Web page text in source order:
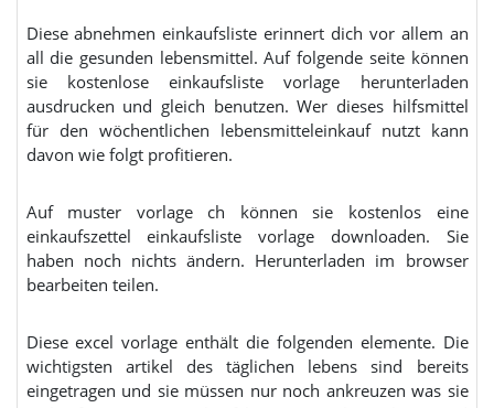
Diese abnehmen einkaufsliste erinnert dich vor allem an
all die gesunden lebensmittel. Auf folgende seite können
sie kostenlose einkaufsliste vorlage herunterladen
ausdrucken und gleich benutzen. Wer dieses hilfsmittel
für den wöchentlichen lebensmitteleinkauf nutzt kann
davon wie folgt profitieren.
Auf muster vorlage ch können sie kostenlos eine
einkaufszettel einkaufsliste vorlage downloaden. Sie
haben noch nichts ändern. Herunterladen im browser
bearbeiten teilen.
Diese excel vorlage enthält die folgenden elemente. Die
wichtigsten artikel des täglichen lebens sind bereits
eingetragen und sie müssen nur noch ankreuzen was sie